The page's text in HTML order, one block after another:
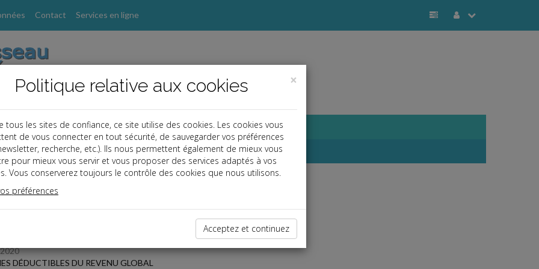
Contact Services en ligne
dernières dépêches
DÉDUCTIBLES DU REVENU GLOBAL
×
Politique relative aux cookies
tous les sites de confiance, ce site utilise des cookies. Les cookies vous
de vous connecter en tout sécurité, de sauvegarder vos préférences
recherche, etc.). Ils nous permettent également de mieux vous
pour mieux vous servir et vous proposer des services adaptés à vos
Vous conserverez toujours le contrôle des cookies que nous utilisons.
préférences
Acceptez et continuez